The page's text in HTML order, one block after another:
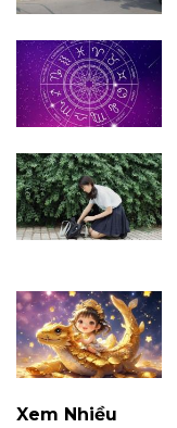
Xem Nhiều